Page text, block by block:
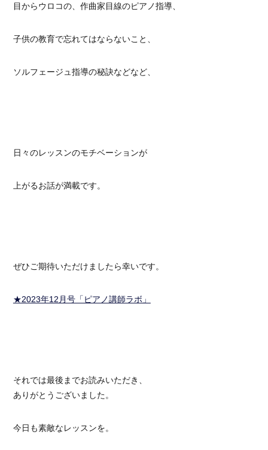
目からウロコの、作曲家目線のピアノ指導、
子供の教育で忘れてはならないこと、
ソルフェージュ指導の秘訣などなど、
日々のレッスンのモチベーションが
上がるお話が満載です。
ぜひご期待いただけましたら幸いです。
★2023年12月号「ピアノ講師ラボ」
それでは最後までお読みいただき、
ありがとうございました。
今日も素敵なレッスンを。